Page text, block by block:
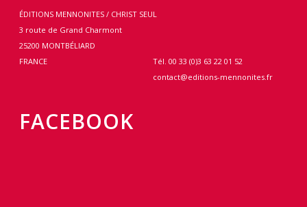
ÉDITIONS MENNONITES / CHRIST SEUL
3 route de Grand Charmont
25200 MONTBÉLIARD
FRANCE
Tél. 00 33 (0)3 63 22 01 52
contact@editions-mennonites.fr
FACEBOOK